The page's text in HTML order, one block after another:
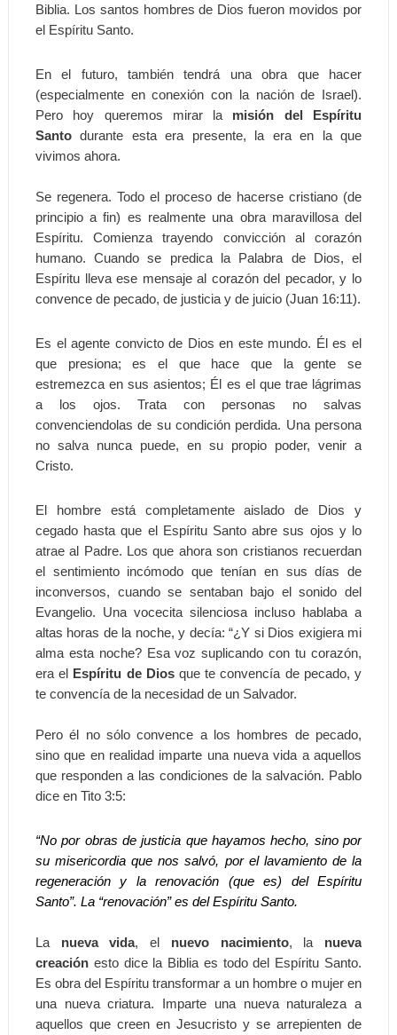
Biblia. Los santos hombres de Dios fueron movidos por
el Espíritu Santo.
En el futuro, también tendrá una obra que hacer
(especialmente en conexión con la nación de Israel).
Pero hoy queremos mirar la misión del Espíritu
Santodurante esta era presente, la era en la que
vivimos ahora.
Se regenera. Todo el proceso de hacerse cristiano (de
principio a fin) es realmente una obra maravillosa del
Espíritu. Comienza trayendo convicción al corazón
humano. Cuando se predica la Palabra de Dios, el
Espíritu lleva ese mensaje al corazón del pecador, y lo
convence de pecado, de justicia y de juicio (Juan 16:11).
Es el agente convicto de Dios en este mundo. Él es el
que presiona; es el que hace que la gente se
estremezca en sus asientos; Él es el que trae lágrimas
a los ojos. Trata con personas no salvas
convenciendolas de su condición perdida. Una persona
no salva nunca puede, en su propio poder, venir a
Cristo.
El hombre está completamente aislado de Dios y
cegado hasta que el Espíritu Santo abre sus ojos y lo
atrae al Padre. Los que ahora son cristianos recuerdan
el sentimiento incómodo que tenían en sus días de
inconversos, cuando se sentaban bajo el sonido del
Evangelio. Una vocecita silenciosa incluso hablaba a
altas horas de la noche, y decía: “¿Y si Dios exigiera mi
alma esta noche? Esa voz suplicando con tu corazón,
era el Espíritu de Diosque te convencía de pecado, y
te convencía de la necesidad de un Salvador.
Pero él no sólo convence a los hombres de pecado,
sino que en realidad imparte una nueva vida a aquellos
que responden a las condiciones de la salvación. Pablo
dice en Tito 3:5:
“No por obras de justicia que hayamos hecho, sino por
su misericordia que nos salvó, por el lavamiento de la
regeneración y la renovación (que es) del Espíritu
Santo”. La “renovación” es del Espíritu Santo.
La nueva vida, el nuevo nacimiento, la nueva
creaciónesto dice la Biblia es todo del Espíritu Santo.
Es obra del Espíritu transformar a un hombre o mujer en
una nueva criatura. Imparte una nueva naturaleza a
aquellos que creen en Jesucristo y se arrepienten de